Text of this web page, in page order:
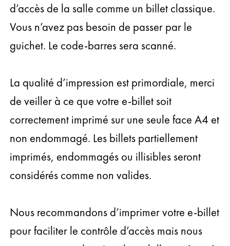
d’accès de la salle comme un billet classique.
Vous n’avez pas besoin de passer par le
guichet. Le code-barres sera scanné.
La qualité d’impression est primordiale, merci
de veiller à ce que votre e-billet soit
correctement imprimé sur une seule face A4 et
non endommagé. Les billets partiellement
imprimés, endommagés ou illisibles seront
considérés comme non valides.
Nous recommandons d’imprimer votre e-billet
pour faciliter le contrôle d’accès mais nous